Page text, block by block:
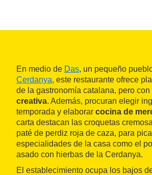
En medio de Das, un pequeño
Cerdanya, este restaurante ofrece
de la gastronomía catalana, pero con
creativa. Además, procuran elegir
temporada y elaborar cocina de
carta destacan las croquetas
paté de perdiz roja de caza, para
especialidades de la casa como el
asado con hierbas de la Cerdanya.
El establecimiento ocupa los bajos